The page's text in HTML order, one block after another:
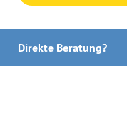
Direkte Beratung?